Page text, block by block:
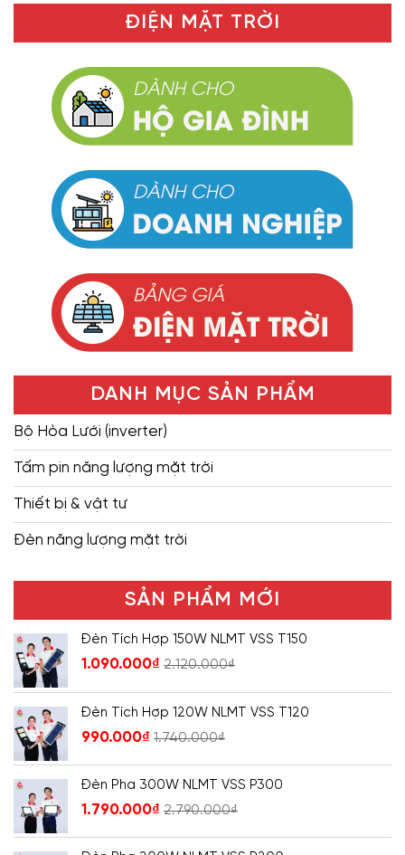
ĐIỆN MẶT TRỜI
DANH MỤC SẢN PHẨM
Bộ Hòa Lưới (inverter)
Tấm pin năng lượng mặt trời
Thiết bị & vật tư
Đèn năng lượng mặt trời
SẢN PHẨM MỚI
Đèn Tích Hợp 150W NLMT VSS T150
1.090.000₫ 2.120.000₫
Đèn Tích Hợp 120W NLMT VSS T120
990.000₫ 1.740.000₫
Đèn Pha 300W NLMT VSS P300
1.790.000₫ 2.790.000₫